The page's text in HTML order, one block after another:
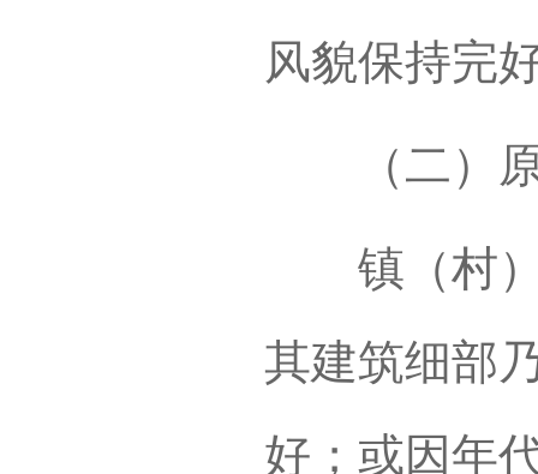
风貌保持完
（二）原
镇（村）
其建筑细部
好；或因年